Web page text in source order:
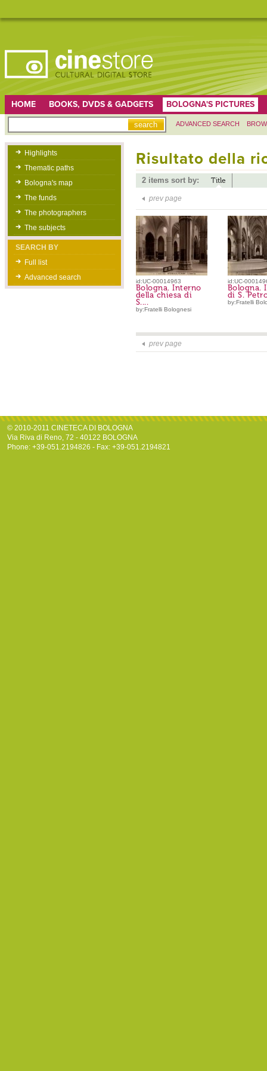
HOME BOOKS, DVDS & GADGETS BOLOGNA'S PICTURES
ADVANCED SEARCH
Highlights
Thematic paths
Bologna's map
The funds
The photographers
The subjects
SEARCH BY
Full list
Advanced search
Risultato della
2 items sort by: Title
prev page
id:UC-00014963
Bologna. Interno
della chiesa di
S....
by:Fratelli Bolognesi
id:UC-
Bologna.
di S.
by:Fratelli
prev page
© 2010-2011 CINETECA DI BOLOGNA
Via Riva di Reno, 72 - 40122 BOLOGNA
Phone: +39-051.2194826 - Fax: +39-051.2194821